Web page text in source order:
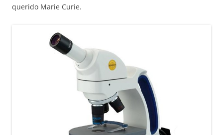
querido Marie Curie.